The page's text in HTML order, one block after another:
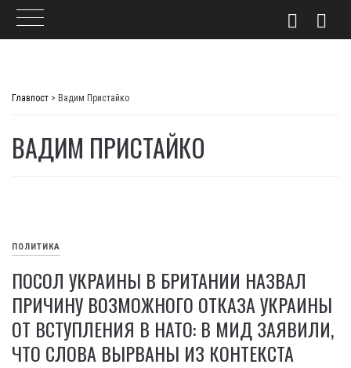
Главпост > Вадим Пристайко
ВАДИМ ПРИСТАЙКО
ПОЛИТИКА
ПОСОЛ УКРАИНЫ В БРИТАНИИ НАЗВАЛ
ПРИЧИНУ ВОЗМОЖНОГО ОТКАЗА УКРАИНЫ
ОТ ВСТУПЛЕНИЯ В НАТО: В МИД ЗАЯВИЛИ,
ЧТО СЛОВА ВЫРВАНЫ ИЗ КОНТЕКСТА